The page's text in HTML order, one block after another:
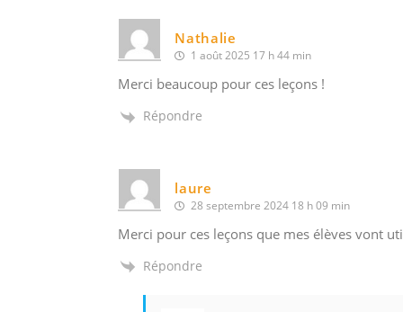
Nathalie
1 août 2025 17 h 44 min
Merci beaucoup pour ces leçons !
Répondre
laure
28 septembre 2024 18 h 09 min
Merci pour ces leçons que mes élèves vont
Répondre